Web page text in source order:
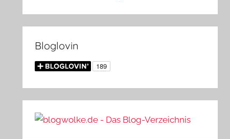
Bloglovin